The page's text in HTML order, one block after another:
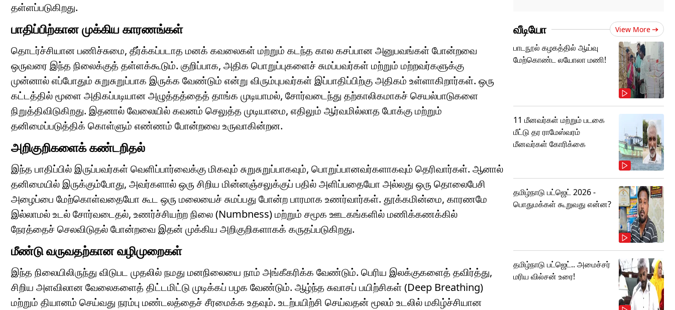
தள்ளப்படுகிறது.
பாதிப்பிற்கான முக்கிய காரணங்கள்
தொடர்ச்சியான பணிச்சுமை, தீர்க்கப்படாத மனக் கவலைகள் மற்றும் கடந்த கால கசப்பான அனுபவங்கள் போன்றவை
ஒருவரை இந்த நிலைக்குத் தள்ளக்கூடும். குறிப்பாக, அதிக பொறுப்புகளைச் சுமப்பவர்கள் மற்றும் மற்றவர்களுக்கு
முன்னால் எப்போதும் சுறுசுறுப்பாக இருக்க வேண்டும் என்று விரும்புபவர்கள் இப்பாதிப்பிற்கு அதிகம் உள்ளாகிறார்கள். ஒரு
கட்டத்தில் மூளை அதிகப்படியான அழுத்தத்தைத் தாங்க முடியாமல், சோர்வடைந்து தற்காலிகமாகச் செயல்பாடுகளை
நிறுத்திவிடுகிறது. இதனால் வேலையில் கவனம் செலுத்த முடியாமை, எதிலும் ஆர்வமில்லாத போக்கு மற்றும்
தனிமைப்படுத்திக் கொள்ளும் எண்ணம் போன்றவை உருவாகின்றன.
அறிகுறிகளைக் கண்டறிதல்
இந்த பாதிப்பில் இருப்பவர்கள் வெளிப்பார்வைக்கு மிகவும் சுறுசுறுப்பாகவும், பொறுப்பானவர்களாகவும் தெரிவார்கள். ஆனால்
தனிமையில் இருக்கும்போது, அவர்களால் ஒரு சிறிய மின்னஞ்சலுக்குப் பதில் அளிப்பதையோ அல்லது ஒரு தொலைபேசி
அழைப்பை மேற்கொள்வதையோ கூட ஒரு மலையைச் சுமப்பது போன்ற பாரமாக உணர்வார்கள். தூக்கமின்மை, காரணமே
இல்லாமல் உடல் சோர்வடைதல், உணர்ச்சியற்ற நிலை (Numbness) மற்றும் சமூக ஊடகங்களில் மணிக்கணக்கில்
நேரத்தைச் செலவிடுதல் போன்றவை இதன் முக்கிய அறிகுறிகளாகக் கருதப்படுகிறது.
மீண்டு வருவதற்கான வழிமுறைகள்
இந்த நிலையிலிருந்து விடுபட முதலில் நமது மனநிலையை நாம் அங்கீகரிக்க வேண்டும். பெரிய இலக்குகளைத் தவிர்த்து,
சிறிய அளவிலான வேலைகளைத் திட்டமிட்டு முடிக்கப் பழக வேண்டும். ஆழ்ந்த சுவாசப் பயிற்சிகள் (Deep Breathing)
மற்றும் தியானம் செய்வது நரம்பு மண்டலத்தைச் சீரமைக்க உதவும். உடற்பயிற்சி செய்வதன் மூலம் உடலில் மகிழ்ச்சியான
வீடியோ View More
பாடநூல் கழகத்தில் ஆய்வு
மேற்கொண்ட லயோலா மணி!
11 மீனவர்கள் மற்றும் படகை
மீட்டு தர ராமேஸ்வரம்
மீனவர்கள் கோரிக்கை
தமிழ்நாடு பட்ஜெட் 2026 -
பொதுமக்கள் கூறுவது என்ன?
தமிழ்நாடு பட்ஜெட்.. அமைச்சர்
மரிய வில்சன் உரை!